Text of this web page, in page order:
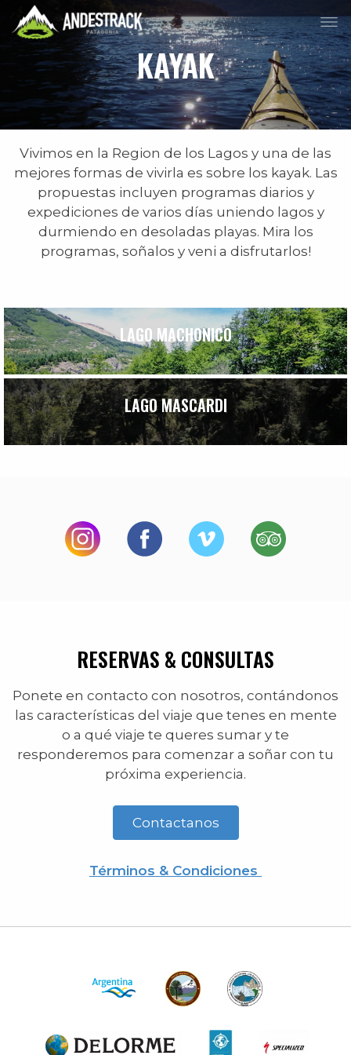
KAYAK
Vivimos en la Region de los Lagos y una de las
mejores formas de vivirla es sobre los kayak. Las
propuestas incluyen programas diarios y
expediciones de varios días uniendo lagos y
durmiendo en desoladas playas. Mira los
programas, soñalos y veni a disfrutarlos!
LAGO MACHONICO
LAGO MASCARDI
RESERVAS & CONSULTAS
Ponete en contacto con nosotros, contándonos
las características del viaje que tenes en mente
o a qué viaje te queres sumar y te
responderemos para comenzar a soñar con tu
próxima experiencia.
Contactanos
Términos & Condiciones